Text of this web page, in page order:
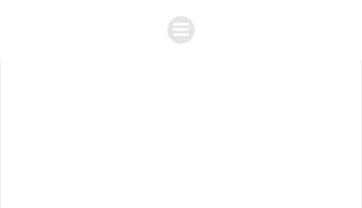
Inhalt
springen